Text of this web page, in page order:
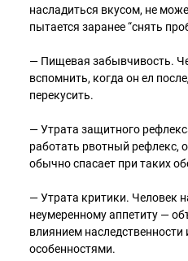
насладиться вкусом, не
пытается заранее “снять
— Пищевая забывчивость.
вспомнить, когда он ел
перекусить.
— Утрата защитного
работать рвотный рефлекс,
обычно спасает при таких
— Утрата критики. Человек
неумеренному аппетиту —
влиянием
особенностями.